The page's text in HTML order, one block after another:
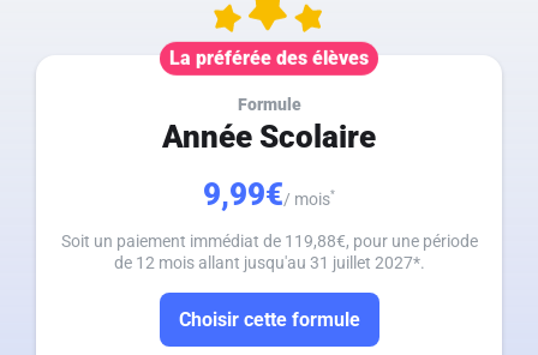
La préférée des élèves
Formule
Année Scolaire
9,99€/ mois*
Soit un paiement immédiat de 119,88€, pour une période
de 12 mois allant jusqu'au 31 juillet 2027*.
Choisir cette formule